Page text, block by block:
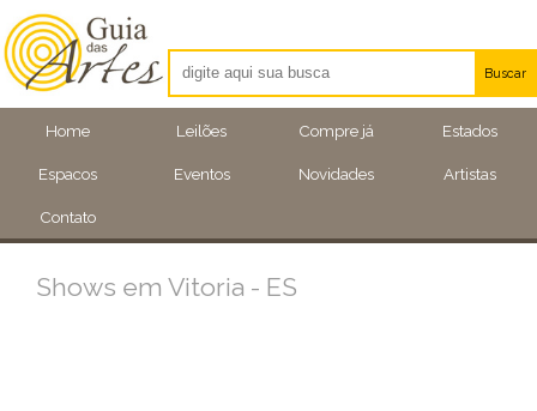
Home Leilões Compre já Estados
Espacos Eventos Novidades Artistas
Contato
Buscar
Artistas
Eventos
Shows em Vitoria - ES